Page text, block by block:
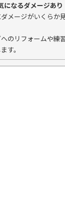
になるダメージあり
メージがいくらか
のリフォームや練
す。